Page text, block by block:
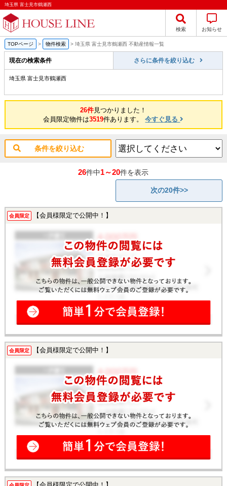
埼玉県 富士見市鶴瀬西
検索 お知らせ
TOPページ > 物件検索 > 埼玉県 富士見市鶴瀬西 不動産情報一覧
現在の検索条件 さらに条件を絞り込む
埼玉県 富士見市鶴瀬西
26件見つかりました！
会員限定物件は3519件あります。今すぐ見る
条件を絞り込む
26件中1～20件を表示
次の20件>>
会員限定 【会員様限定で公開中！】
会員限定 【会員様限定で公開中！】